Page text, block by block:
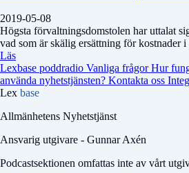
2019-05-08
Högsta förvaltningsdomstolen har uttalat
vad som är skälig ersättning för kostnader
Läs
Lexbase poddradio Vanliga frågorHur
använda nyhetstjänsten? Kontakta oss
Lex base
Allmänhetens Nyhetstjänst
Ansvarig utgivare - Gunnar Axén
Podcastsektionen omfattas inte av vårt